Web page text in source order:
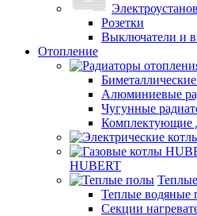
Розетки
Выключатели и
Отопление
Алюминиевые
Чугунные
Комплектующие
HUBERT
Теплые водяные
Секции